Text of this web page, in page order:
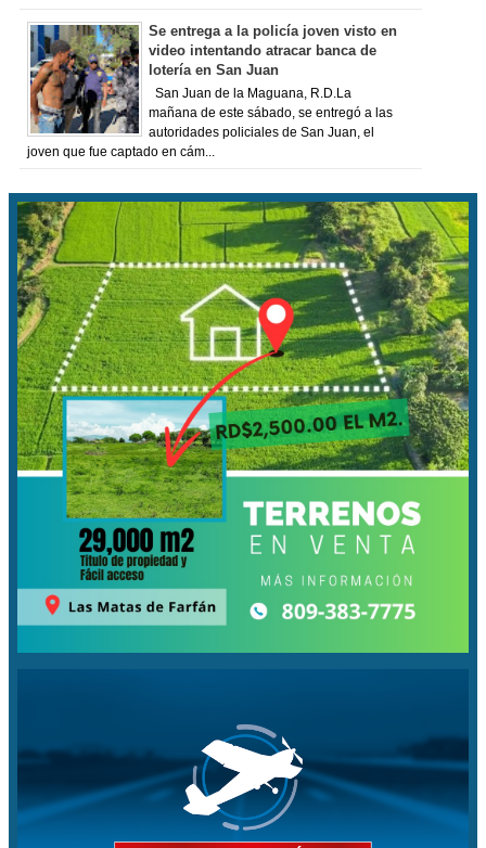
Se entrega a la policía joven visto en
video intentando atracar banca de
lotería en San Juan
San Juan de la Maguana, R.D.La
mañana de este sábado, se entregó a las
autoridades policiales de San Juan, el
joven que fue captado en cám...